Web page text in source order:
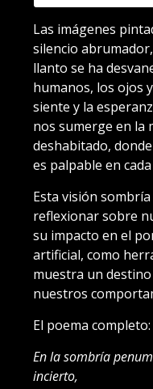
Las imágenes
silencio
llanto se ha
humanos, los ojos
siente y la
nos sumerge en la
deshabitado,
es palpable en
Esta visión
reflexionar sobre
su impacto en el
artificial, como
muestra un
nuestros
El poema completo:
En la sombría
incierto,